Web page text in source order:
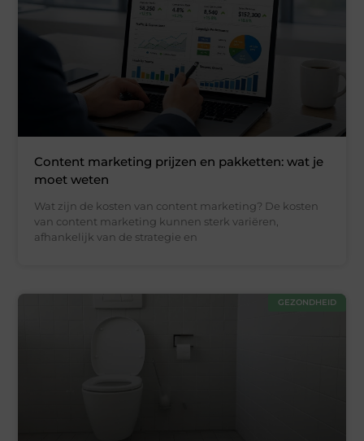
Content marketing prijzen en pakketten: wat je
moet weten
Wat zijn de kosten van content marketing? De kosten
van content marketing kunnen sterk variëren,
afhankelijk van de strategie en
GEZONDHEID